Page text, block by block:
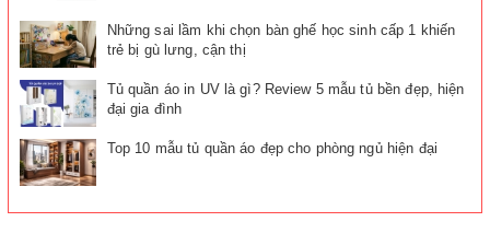
Những sai lầm khi chọn bàn ghế học sinh cấp 1 khiến
trẻ bị gù lưng, cận thị
Tủ quần áo in UV là gì? Review 5 mẫu tủ bền đẹp, hiện
đại gia đình
Top 10 mẫu tủ quần áo đẹp cho phòng ngủ hiện đại